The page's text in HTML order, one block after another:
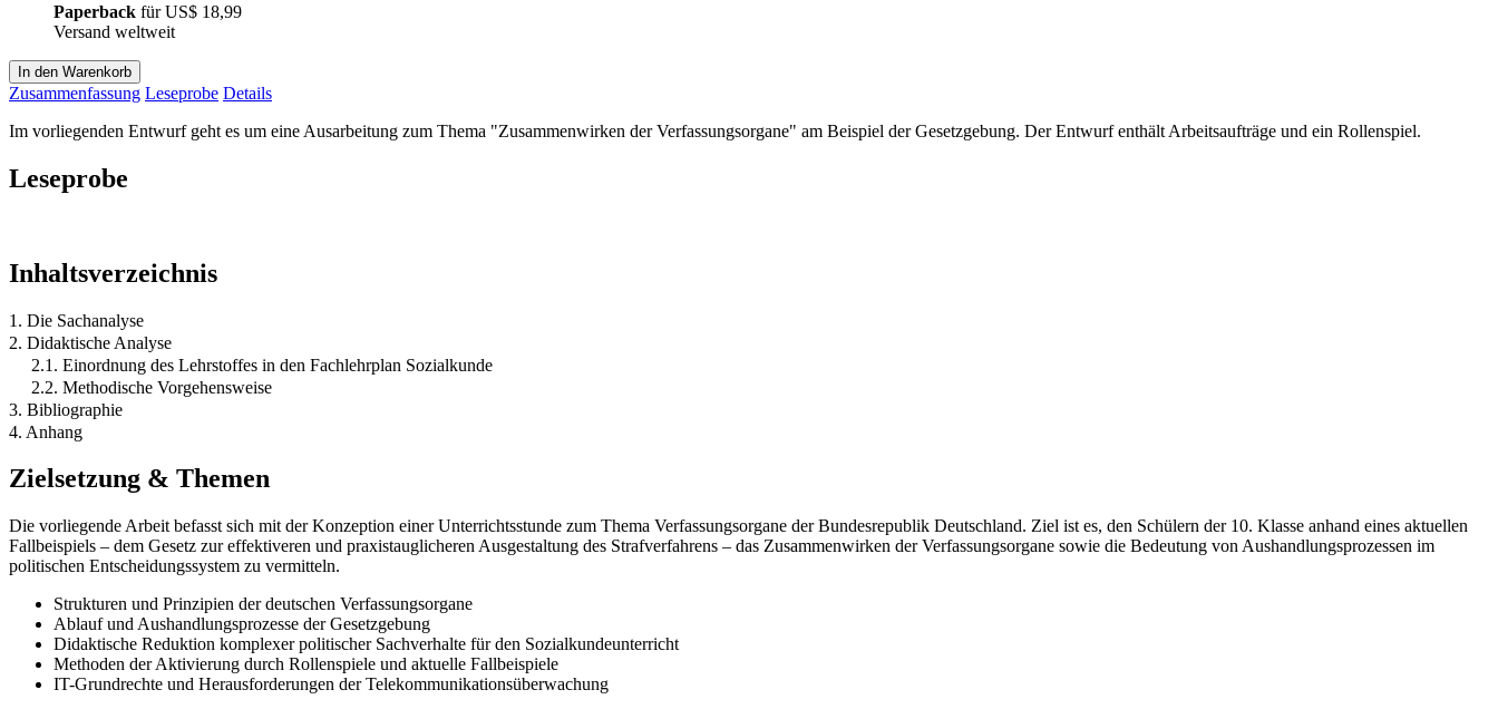
Paperback fürUS$ 18,99
Versand weltweit
In den Warenkorb
Zusammenfassung Leseprobe Details
Im vorliegenden Entwurf geht es um eine Ausarbeitung zum Thema "Zusammenwirken der Verfassungsorgane" am Beispiel der Gesetzgebung. Der Entwurf enthält Arbeitsaufträge und ein Rollenspiel.
Leseprobe
Inhaltsverzeichnis
1. Die Sachanalyse
2. Didaktische Analyse
2.1. Einordnung des Lehrstoffes in den Fachlehrplan Sozialkunde
2.2. Methodische Vorgehensweise
3. Bibliographie
4. Anhang
Zielsetzung & Themen
Die vorliegende Arbeit befasst sich mit der Konzeption einer Unterrichtsstunde zum Thema Verfassungsorgane der Bundesrepublik Deutschland. Ziel ist es, den Schülern der 10. Klasse anhand eines aktuellen
Fallbeispiels – dem Gesetz zur effektiveren und praxistauglicheren Ausgestaltung des Strafverfahrens – das Zusammenwirken der Verfassungsorgane sowie die Bedeutung von Aushandlungsprozessen im
politischen Entscheidungssystem zu vermitteln.
Strukturen und Prinzipien der deutschen Verfassungsorgane
Ablauf und Aushandlungsprozesse der Gesetzgebung
Didaktische Reduktion komplexer politischer Sachverhalte für den Sozialkundeunterricht
Methoden der Aktivierung durch Rollenspiele und aktuelle Fallbeispiele
IT-Grundrechte und Herausforderungen der Telekommunikationsüberwachung